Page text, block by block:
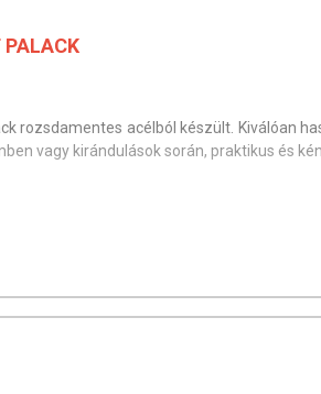
PALACK
rozsdamentes acélból készült. Kiválóan
vagy kirándulások során, praktikus és
között található!
fagyasztóba, nem mosható